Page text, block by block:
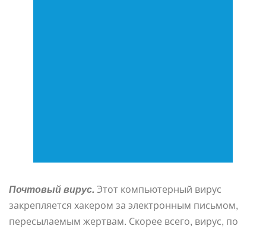
Почтовый вирус. Этот компьютерный вирус
закрепляется хакером за электронным письмом,
пересылаемым жертвам. Скорее всего, вирус, по